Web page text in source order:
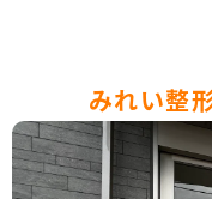
みれい整